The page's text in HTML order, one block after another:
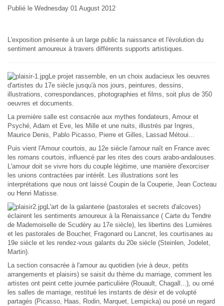
Publié le Wednesday 01 August 2012
L'exposition présente à un large public la naissance et l'évolution du
sentiment amoureux à travers différents supports artistiques.
Le projet rassemble, en un choix audacieux les oeuvres
d'artistes du 17e siècle jusqu'à nos jours, peintures, dessins,
illustrations, correspondances, photographies et films, soit plus de 350
oeuvres et documents.
La première salle est consacrée aux mythes fondateurs, Amour et
Psyché, Adam et Eve, les Mille et une nuits, illustrés par Ingres,
Maurice Denis, Pablo Picasso, Pierre et Gilles, Lassad Métoui...
Puis vient l'Amour courtois, au 12e siècle l'amour naît en France avec
les romans courtois, influencé par les rites des cours arabo-andalouses.
L'amour doit se vivre hors du couple légitime, une manière d'exorciser
les unions contractées par intérêt. Les illustrations sont les
interprétations que nous ont laissé Coupin de la Couperie, Jean Cocteau
ou Henri Matisse.
L'art de la galanterie (pastorales et secrets d'alcoves)
éclairent les sentiments amoureux à la Renaissance ( Carte du Tendre
de Mademoiselle de Scudéry au 17e siècle), les libertins des Lumières
et les pastorales de Boucher, Fragonard ou Lancret, les courtisanes au
19e siècle et les rendez-vous galants du 20e siècle (Steinlen, Jodelet,
Martin).
La section consacrée à l'amour au quotidien (vie à deux, petits
arrangements et plaisirs) se saisit du thème du marriage, comment les
artistes ont peint cette journée particulière (Rouault, Chagall...), ou orné
les salles de marriage, restitué les instants de désir et de volupté
partagés (Picasso, Haas, Rodin, Marquet, Lempicka) ou posé un regard